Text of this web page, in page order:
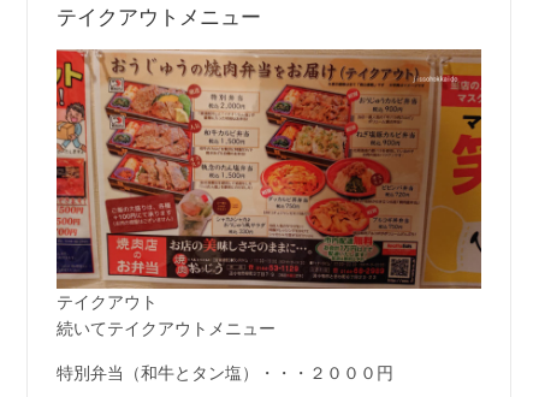
テイクアウトメニュー
テイクアウト
続いてテイクアウトメニュー
特別弁当（和牛とタン塩）・・・２０００円